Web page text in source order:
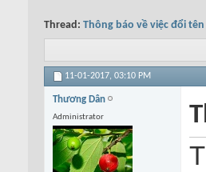
Thread: Thông báo về việc đổi
11-01-2017, 03:10 PM
Thương Dân
Administrator